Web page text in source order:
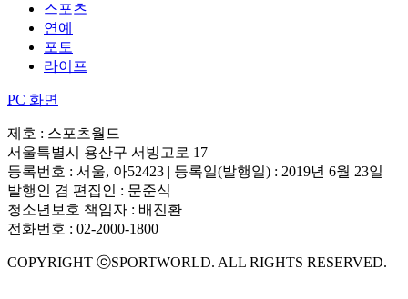
스포츠
연예
포토
라이프
PC 화면
제호 : 스포츠월드
서울특별시 용산구 서빙고로 17
등록번호 : 서울, 아52423 | 등록일(발행일) : 2019년 6월 23일
발행인 겸 편집인 : 문준식
청소년보호 책임자 : 배진환
전화번호 : 02-2000-1800
COPYRIGHT ⓒSPORTWORLD. ALL RIGHTS RESERVED.